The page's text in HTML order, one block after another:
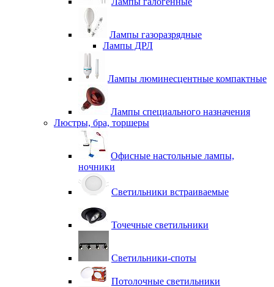
Лампы газоразрядные
Лампы ДРЛ
Лампы люминесцентные компактные
Лампы специального назначения
Люстры, бра, торшеры
Офисные настольные лампы,
ночники
Светильники встраиваемые
Точечные светильники
Светильники-споты
Потолочные светильники